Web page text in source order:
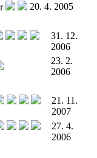
20. 4. 2005
31. 12.
2006
23. 2.
2006
21. 11.
2007
27. 4.
2006